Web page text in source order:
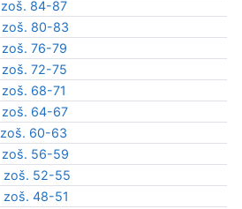
zoš. 84-87
zoš. 80-83
zoš. 76-79
zoš. 72-75
zoš. 68-71
zoš. 64-67
zoš. 60-63
zoš. 56-59
zoš. 52-55
zoš. 48-51